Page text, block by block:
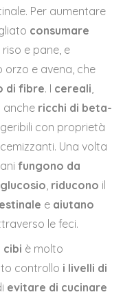
Per aumentare
consumare
e pane, e
orzo e avena, che
di fibre. I cereali,
anche ricchi di beta-
con proprietà
Una volta
fungono da
, riducono il
e aiutano
le feci.
cibi è molto
controllo i livelli di
evitare di cucinare